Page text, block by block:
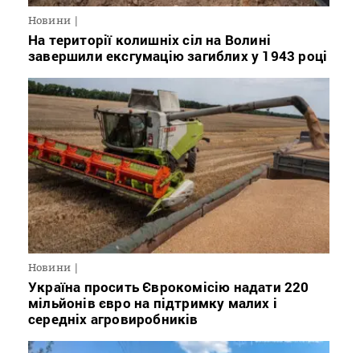
Новини
На території колишніх сіл на Волині
завершили ексгумацію загиблих у 1943 році
Новини
Україна просить Єврокомісію надати 220
мільйонів євро на підтримку малих і
середніх агровиробників